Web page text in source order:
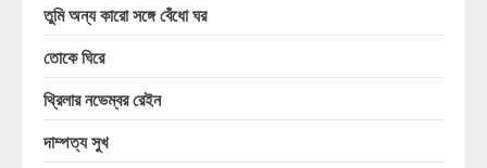
তুমি অন্য কারো সঙ্গে বেঁধো ঘর
তোকে ঘিরে
থ্রিলার নভেম্বর রেইন
দাম্পত্য সুখ